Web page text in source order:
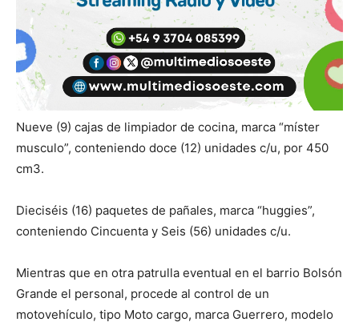
Nueve (9) cajas de limpiador de cocina, marca “míster
musculo”, conteniendo doce (12) unidades c/u, por 450
cm3.
Dieciséis (16) paquetes de pañales, marca “huggies”,
conteniendo Cincuenta y Seis (56) unidades c/u.
Mientras que en otra patrulla eventual en el barrio Bolsón
Grande el personal, procede al control de un
motovehículo, tipo Moto cargo, marca Guerrero, modelo